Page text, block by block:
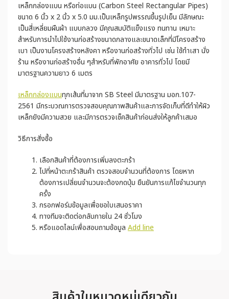
เหล็กกล่องแบน หรือท่อแบน (Carbon Steel Rectangular Pipes)
ขนาด 6 นิ้ว x 2 นิ้ว x 5.0 มม.เป็นเหล็กรูปพรรณขึ้นรูปเย็น มีลักษณะ
เป็นสี่เหลี่ยมผืนผ้า แบบกลวง มีคุณสมบัติแข็งแรง ทนทาน เหมาะ
สำหรับการนำไปใช้งานก่อสร้างขนาดกลางและขนาดเล็กที่มีโครงสร้าง
เบา เป็นงานโครงสร้างหลังคา หรืองานก่อสร้างทั่วไป เช่น ใช้ทำเสา นั่ง
ร้าน หรืองานก่อสร้างอื่น ๆสำหรับที่พักอาศัย อาคารทั่วไป โดยมี
มาตรฐานความยาว 6 เมตร
เหล็กกล่องแบนทุกเส้นที่มาจาก SB Steel มีมาตรฐาน มอก.107-
2561 มีกระบวณการตรวจสอบคุณภาพสินค้าและการจัดเก็บที่ดีทำให้ผิว
เหล็กยังมีความสวย และมีการตรวจเช็คสินค้าก่อนส่งให้ลูกค้าเสมอ
วิธีการสั่งซื้อ
เลือกสินค้าที่ต้องการเพิ่มลงตะกร้า
ไปที่หน้าตะกร้าสินค้า ตรวจสอบจำนวนที่ต้องการ โดยหาก
ต้องการเปลี่ยนจำนวนจะต้องกดปุ่ม ยืนยันการแก้ไขจำนวนทุก
ครั้ง
กรอกฟอร์มข้อมูลเพื่อขอใบเสนอราคา
ทางทีมจะติดต่อกลับภายใน 24 ชั่วโมง
หรือแอดไลน์เพื่อสอบถามข้อมูล Add line